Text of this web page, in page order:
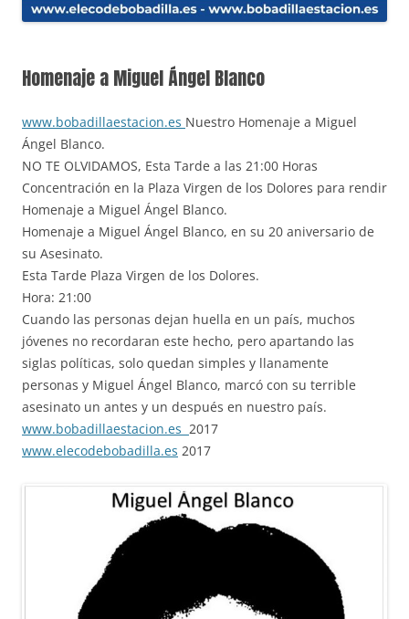
Homenaje a Miguel Ángel Blanco
www.bobadillaestacion.es Nuestro Homenaje a Miguel
Ángel Blanco.
NO TE OLVIDAMOS, Esta Tarde a las 21:00 Horas
Concentración en la Plaza Virgen de los Dolores para rendir
Homenaje a Miguel Ángel Blanco.
Homenaje a Miguel Ángel Blanco, en su 20 aniversario de
su Asesinato.
Esta Tarde Plaza Virgen de los Dolores.
Hora: 21:00
Cuando las personas dejan huella en un país, muchos
jóvenes no recordaran este hecho, pero apartando las
siglas políticas, solo quedan simples y llanamente
personas y Miguel Ángel Blanco, marcó con su terrible
asesinato un antes y un después en nuestro país.
www.bobadillaestacion.es 2017
www.elecodebobadilla.es 2017